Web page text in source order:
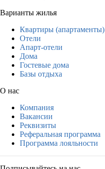
Варианты жилья
Квартиры (апартаменты)
Отели
Апарт-отели
Дома
Гостевые дома
Базы отдыха
О нас
Компания
Вакансии
Реквизиты
Реферальная программа
Программа лояльности